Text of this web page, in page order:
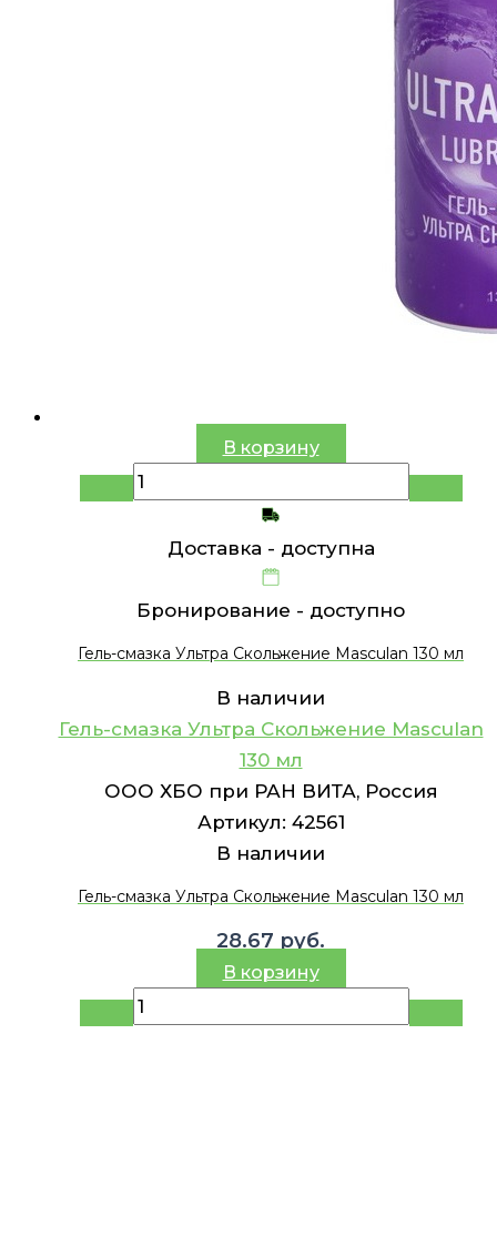
В корзину
Доставка - доступна
Бронирование - доступно
Гель-смазка Ультра Скольжение Masculan 130 мл
В наличии
Гель-смазка Ультра Скольжение Masculan
130 мл
ООО ХБО при РАН ВИТА, Россия
Артикул: 42561
В наличии
Гель-смазка Ультра Скольжение Masculan 130 мл
28.67 руб.
В корзину